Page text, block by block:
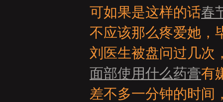
可如果是这样的话春
不应该那么疼爱她，
刘医生被盘问过几次
面部使用什么药膏有
差不多一分钟的时间